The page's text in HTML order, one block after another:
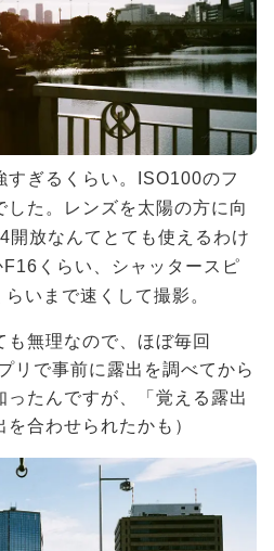
すぎるくらい。ISO100のフ
した。レンズを太陽の方に向
開放なんてとても使えるわけ
くらい、シャッタースピ
いまで速くして撮影。
無理なので、ほぼ毎回
リで事前に露出を調べてから
たんですが、「覚える露出
合わせられたかも）